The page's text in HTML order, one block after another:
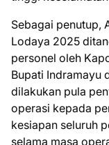
Sebagai penutup,
Lodaya 2025
personel oleh
Bupati Indramayu
dilakukan pula
operasi kepada
kesiapan seluruh
selama masa